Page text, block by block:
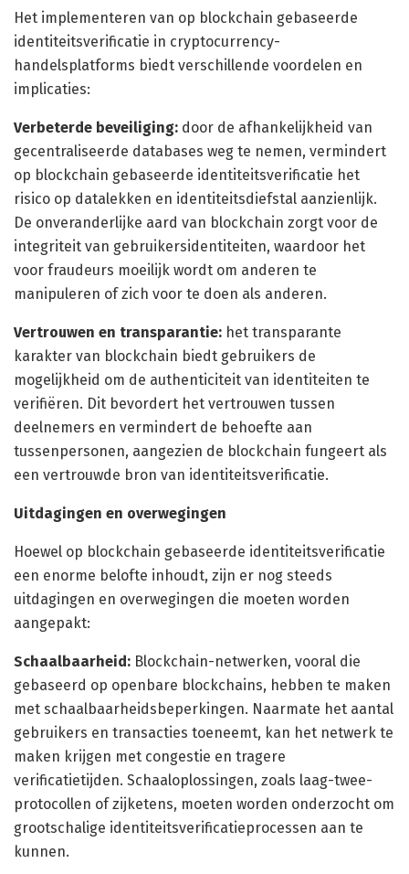
Het implementeren van op blockchain gebaseerde
identiteitsverificatie in cryptocurrency-
handelsplatforms biedt verschillende voordelen en
implicaties:
Verbeterde beveiliging: door de afhankelijkheid van
gecentraliseerde databases weg te nemen, vermindert
op blockchain gebaseerde identiteitsverificatie het
risico op datalekken en identiteitsdiefstal aanzienlijk.
De onveranderlijke aard van blockchain zorgt voor de
integriteit van gebruikersidentiteiten, waardoor het
voor fraudeurs moeilijk wordt om anderen te
manipuleren of zich voor te doen als anderen.
Vertrouwen en transparantie: het transparante
karakter van blockchain biedt gebruikers de
mogelijkheid om de authenticiteit van identiteiten te
verifiëren. Dit bevordert het vertrouwen tussen
deelnemers en vermindert de behoefte aan
tussenpersonen, aangezien de blockchain fungeert als
een vertrouwde bron van identiteitsverificatie.
Uitdagingen en overwegingen
Hoewel op blockchain gebaseerde identiteitsverificatie
een enorme belofte inhoudt, zijn er nog steeds
uitdagingen en overwegingen die moeten worden
aangepakt:
Schaalbaarheid: Blockchain-netwerken, vooral die
gebaseerd op openbare blockchains, hebben te maken
met schaalbaarheidsbeperkingen. Naarmate het aantal
gebruikers en transacties toeneemt, kan het netwerk te
maken krijgen met congestie en tragere
verificatietijden. Schaaloplossingen, zoals laag-twee-
protocollen of zijketens, moeten worden onderzocht om
grootschalige identiteitsverificatieprocessen aan te
kunnen.